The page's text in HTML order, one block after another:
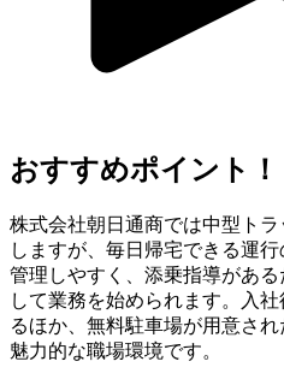
おすすめポイント！
株式会社朝日通商では中型ト
しますが、毎日帰宅できる運
管理しやすく、添乗指導があ
して業務を始められます。入
るほか、無料駐車場が用意さ
魅力的な職場環境です。